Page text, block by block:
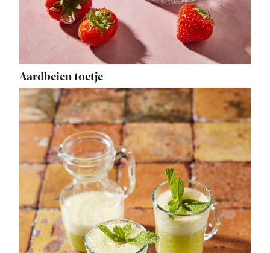
Aardbeien toetje